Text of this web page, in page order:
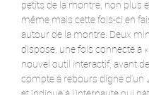
petits de la montre, non plus
même mais cette fois-ci en
autour de la montre. Deux
dispose, une fois connecté à
nouvel outil interactif, avant
compte à rebours digne d’un